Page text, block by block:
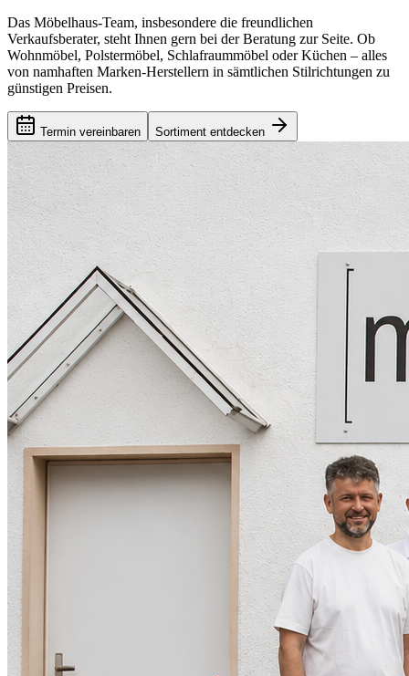
Das Möbelhaus-Team, insbesondere die freundlichen
Verkaufsberater, steht Ihnen gern bei der Beratung zur Seite. Ob
Wohnmöbel, Polstermöbel, Schlafraummöbel oder Küchen – alles
von namhaften Marken-Herstellern in sämtlichen Stilrichtungen zu
günstigen Preisen.
Termin vereinbaren Sortiment entdecken